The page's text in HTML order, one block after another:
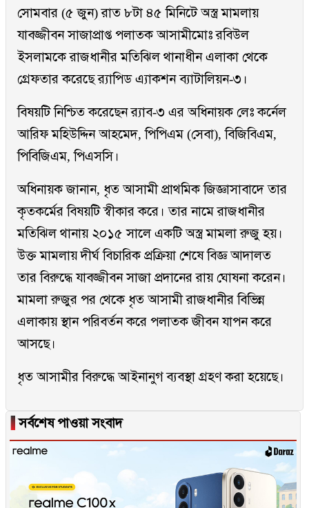
সোমবার (৫ জুন) রাত ৮টা ৪৫ মিনিটে অস্ত্র মামলায়
যাবজ্জীবন সাজাপ্রাপ্ত পলাতক আসামীমোঃ রবিউল
ইসলামকে রাজধানীর মতিঝিল থানাধীন এলাকা থেকে
গ্রেফতার করেছে র‌্যাপিড এ্যাকশন ব্যাটালিয়ন-৩।
বিষয়টি নিশ্চিত করেছেন র‌্যাব-৩ এর অধিনায়ক লেঃ কর্নেল
আরিফ মহিউদ্দিন আহমেদ, পিপিএম (সেবা), বিজিবিএম,
পিবিজিএম, পিএসসি।
অধিনায়ক জানান, ধৃত আসামী প্রাথমিক জিজ্ঞাসাবাদে তার
কৃতকর্মের বিষয়টি স্বীকার করে। তার নামে রাজধানীর
মতিঝিল থানায় ২০১৫ সালে একটি অস্ত্র মামলা রুজু হয়।
উক্ত মামলায় দীর্ঘ বিচারিক প্রক্রিয়া শেষে বিজ্ঞ আদালত
তার বিরুদ্ধে যাবজ্জীবন সাজা প্রদানের রায় ঘোষনা করেন।
মামলা রুজুর পর থেকে ধৃত আসামী রাজধানীর বিভিন্ন
এলাকায় স্থান পরিবর্তন করে পলাতক জীবন যাপন করে
আসছে।
ধৃত আসামীর বিরুদ্ধে আইনানুগ ব্যবস্থা গ্রহণ করা হয়েছে।
▐সর্বশেষ পাওয়া সংবাদ